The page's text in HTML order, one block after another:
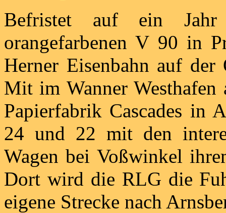
Befristet auf ein
orangefarbenen V 90 in
Herner Eisenbahn auf der
Mit im Wanner
Papierfabrik Cascades in
24 und 22 mit den
Wagen bei Voßwinkel
Dort wird die RLG die
eigene Strecke nach